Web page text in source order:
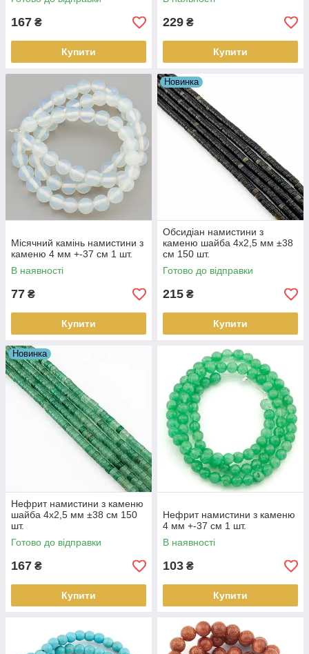
167 ₴
Купити
229 ₴
Купити
Місячний камінь намистини з
каменю 4 мм +-37 см 1 шт.
В наявності
77 ₴
Купити
Новинка
Обсидіан намистини з
каменю шайба 4х2,5 мм ±38
см 150 шт.
Готово до відправки
215 ₴
Купити
Новинка
Нефрит намистини з каменю
шайба 4х2,5 мм ±38 см 150
шт.
Готово до відправки
167 ₴
Купити
Нефрит намистини з каменю
4 мм +-37 см 1 шт.
В наявності
103 ₴
Купити